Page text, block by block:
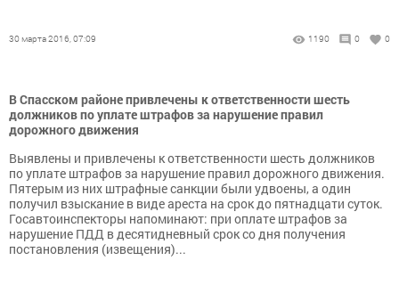
30 марта 2016, 07:09 1190 0 0
В Спасском районе привлечены к ответственности шесть
должников по уплате штрафов за нарушение правил
дорожного движения
Выявлены и привлечены к ответственности шесть должников
по уплате штрафов за нарушение правил дорожного движения.
Пятерым из них штрафные санкции были удвоены, а один
получил взыскание в виде ареста на срок до пятнадцати суток.
Госавтоинспекторы напоминают: при оплате штрафов за
нарушение ПДД в десятидневный срок со дня получения
постановления (извещения)...